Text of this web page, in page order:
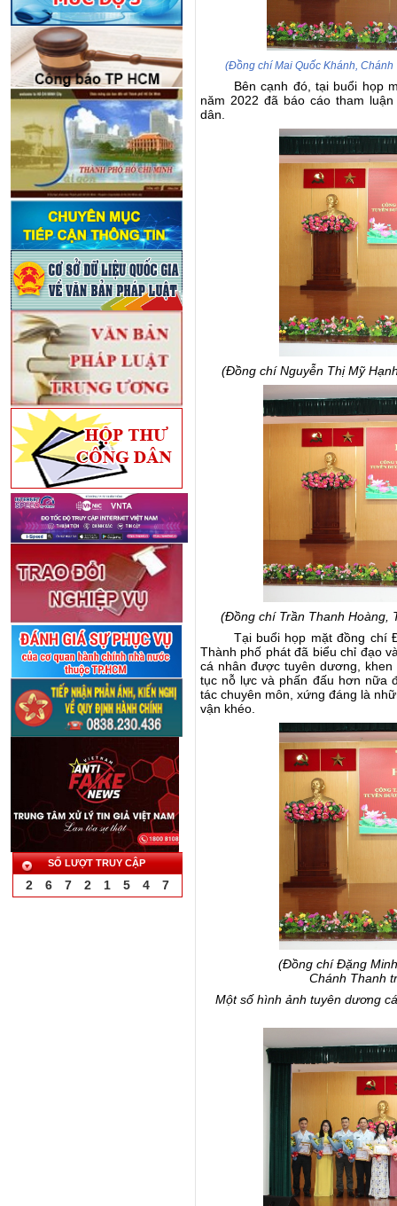
SỐ LƯỢT TRUY CẬP
2 6 7 2 1 5 4 7
(Đồng chí Mai Quốc Khánh,
Bên cạnh đó, tại buổi họp
năm 2022 đã báo cáo tham
dân.
(Đồng chí Nguyễn Thị Mỹ
(Đồng chí Trần Thanh Hoàng,
Tại buổi họp mặt đồng chí
Thành phố phát đã biểu chỉ đạo
cá nhânđược tuyên dương, khen
tục nỗ lực và phấn đấu hơn nữa
tác chuyên môn, xứng đáng là
vận khéo.
(Đồng chí Đặng
Chánh Thanh
Một số hình ảnh tuyên dương